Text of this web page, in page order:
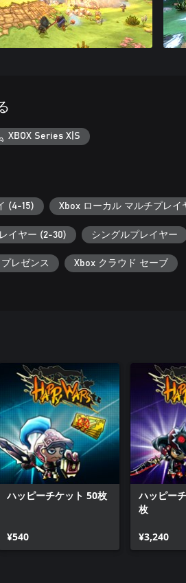
XBOX Series X|S
(4-15) Xbox ローカル マルチプレイ
イヤー (2-30) シングルプレイヤー
レゼンス Xbox クラウド セーブ
ハッピーチケット 50枚
¥540
ハッピー
枚
¥3,240